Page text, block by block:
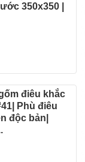
350x350 |
điêu khắc
Phù điêu
độc bản|